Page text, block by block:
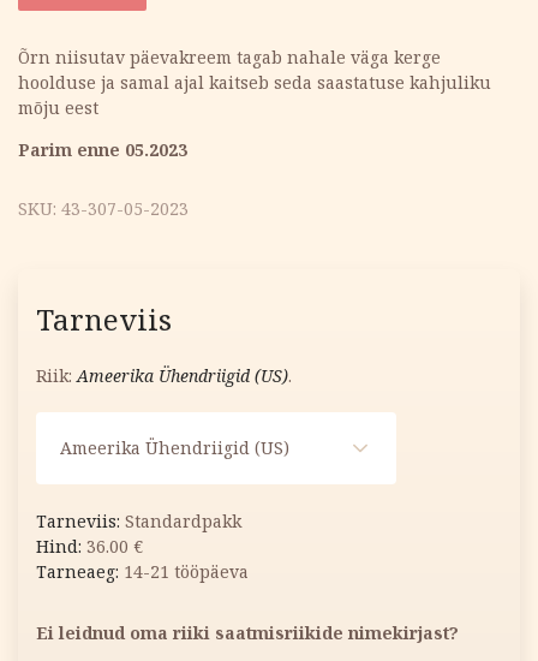
oli:
11.20 €.
is:
3.00 €.
Õrn niisutav päevakreem tagab nahale väga kerge
hoolduse ja samal ajal kaitseb seda saastatuse kahjuliku
mõju eest
Parim enne 05.2023
SKU: 43-307-05-2023
Tarneviis
Riik:Ameerika Ühendriigid (US).
Ameerika Ühendriigid (US)
Standardpakk
36.00 €
14-21 tööpäeva
Ei leidnud oma riiki saatmisriikide nimekirjast?